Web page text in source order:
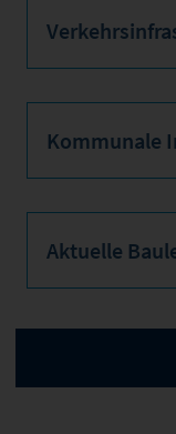
Kommunale
Aktuelle